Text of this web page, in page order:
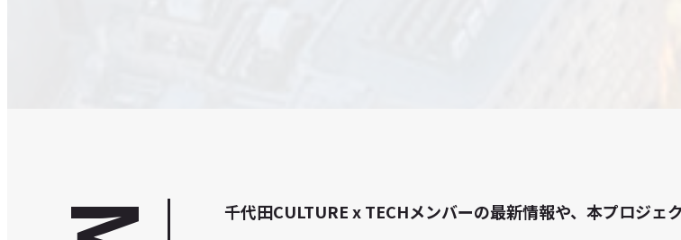
千代田CULTURE x TECHメンバーの最新情報や、本プロジェ